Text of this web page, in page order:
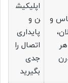
و
اپلیکیش
ن و
پایداری
اتصال را
جدی
بگیرید